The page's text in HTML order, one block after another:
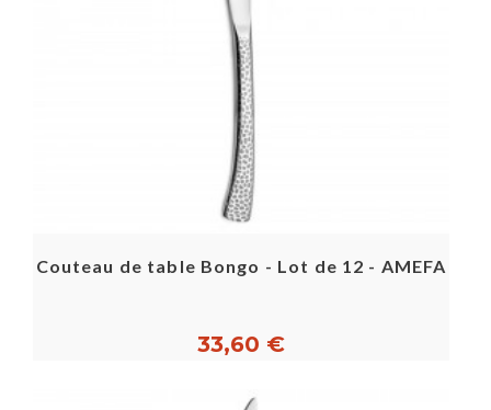
Couteau de table Bongo - Lot de 12 - AMEFA
33,60 €